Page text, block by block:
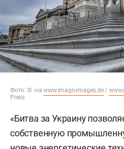
Фото: © viawww.imago-images.de/
Press
«Битва за Украину
собственную